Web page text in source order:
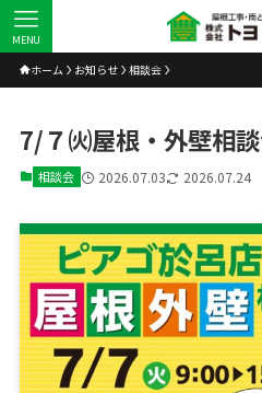
MENU
ホーム お知らせ 相談会
7/７㈫屋根・外壁相談
相談会 2026.07.03 2026.07.24